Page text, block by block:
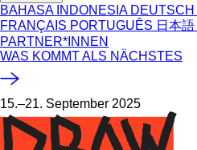
BAHASA INDONESIA DEUTSCH
FRANÇAIS PORTUGUÊS 日本語
PARTNER*INNEN
WAS KOMMT ALS NÄCHSTES
15.–21. September 2025